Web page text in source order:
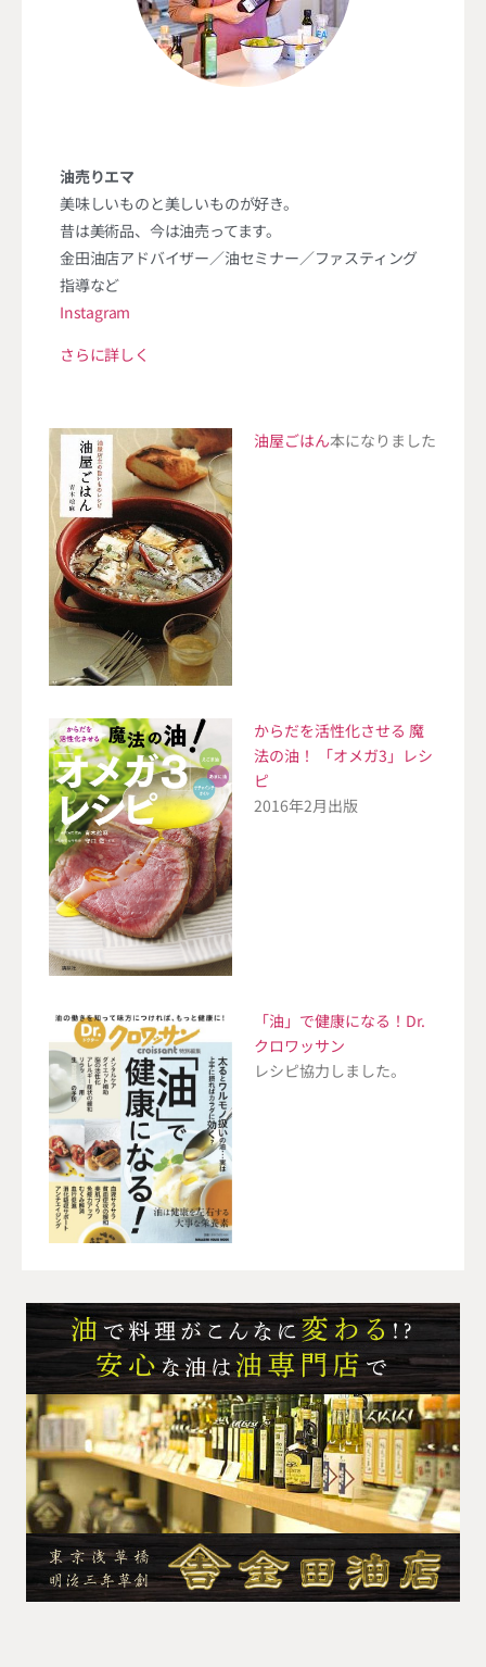
油売りエマ
美味しいものと美しいものが好き。
昔は美術品、今は油売ってます。
金田油店アドバイザー／油セミナー／ファスティング
指導など
Instagram
さらに詳しく
油屋ごはん本になりました
からだを活性化させる 魔
法の油！ 「オメガ3」レシ
ピ
2016年2月出版
「油」で健康になる！Dr.
クロワッサン
レシピ協力しました。